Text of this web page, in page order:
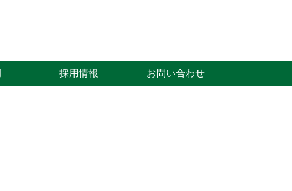
採用情報 お問い合わせ